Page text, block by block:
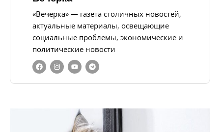
«Вечёрка» — газета столичных новостей,
актуальные материалы, освещающие
социальные проблемы, экономические и
политические новости